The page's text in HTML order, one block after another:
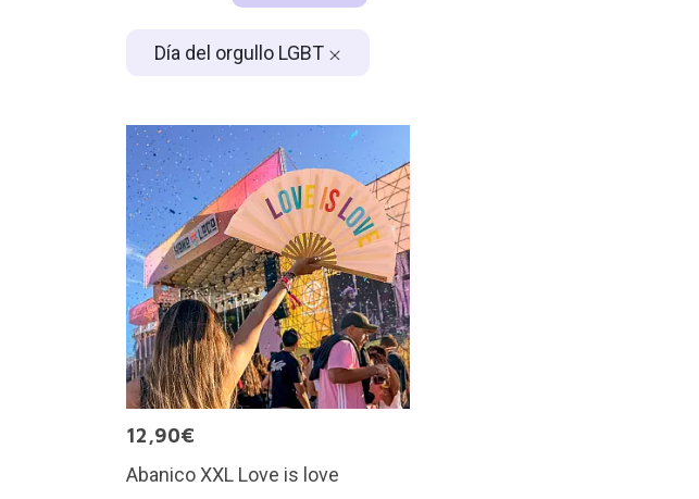
Día del orgullo LGBT
12,90€
Abanico XXL Love is love